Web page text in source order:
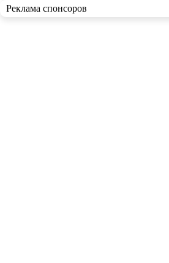
Реклама спонсоров